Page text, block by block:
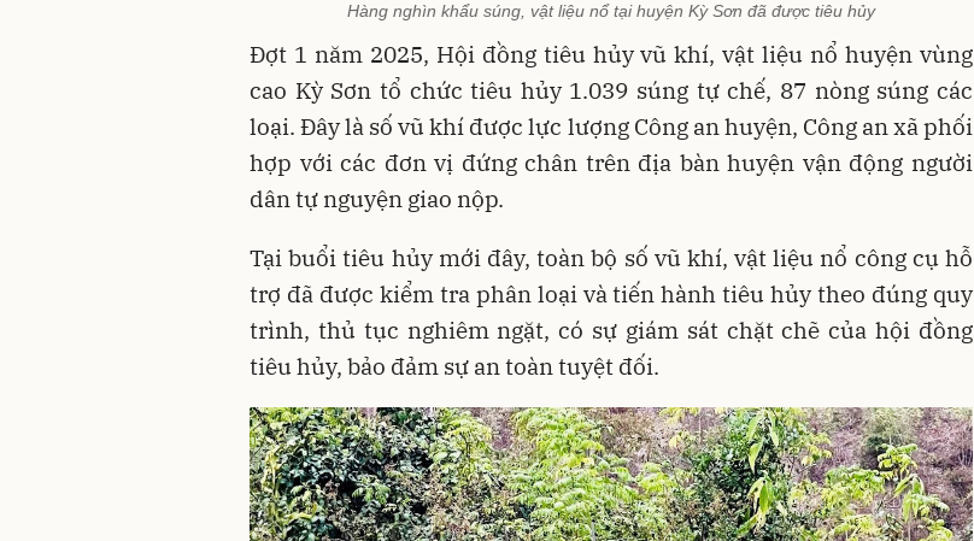
Hàng nghìn khẩu súng, vật liệu nổ tại huyện Kỳ Sơn đã được tiêu hủy
Đợt 1 năm 2025, Hội đồng tiêu hủy vũ khí, vật liệu nổ huyện vùng
cao Kỳ Sơn tổ chức tiêu hủy 1.039 súng tự chế, 87 nòng súng các
loại. Đây là số vũ khí được lực lượng Công an huyện, Công an xã phối
hợp với các đơn vị đứng chân trên địa bàn huyện vận động người
dân tự nguyện giao nộp.
Tại buổi tiêu hủy mới đây, toàn bộ số vũ khí, vật liệu nổ công cụ hỗ
trợ đã được kiểm tra phân loại và tiến hành tiêu hủy theo đúng quy
trình, thủ tục nghiêm ngặt, có sự giám sát chặt chẽ của hội đồng
tiêu hủy, bảo đảm sự an toàn tuyệt đối.